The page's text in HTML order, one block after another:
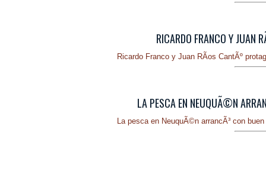
RICARDO FRANCO Y JUAN
Ricardo Franco y Juan RÃ­os CantÃº
LA PESCA EN NEUQUÃ©N
La pesca en NeuquÃ©n arrancÃ³ con